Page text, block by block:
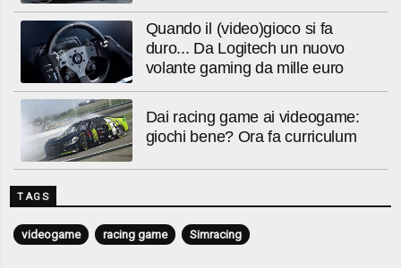
Quando il (video)gioco si fa
duro... Da Logitech un nuovo
volante gaming da mille euro
Dai racing game ai videogame:
giochi bene? Ora fa curriculum
TAGS
videogame racing game Simracing